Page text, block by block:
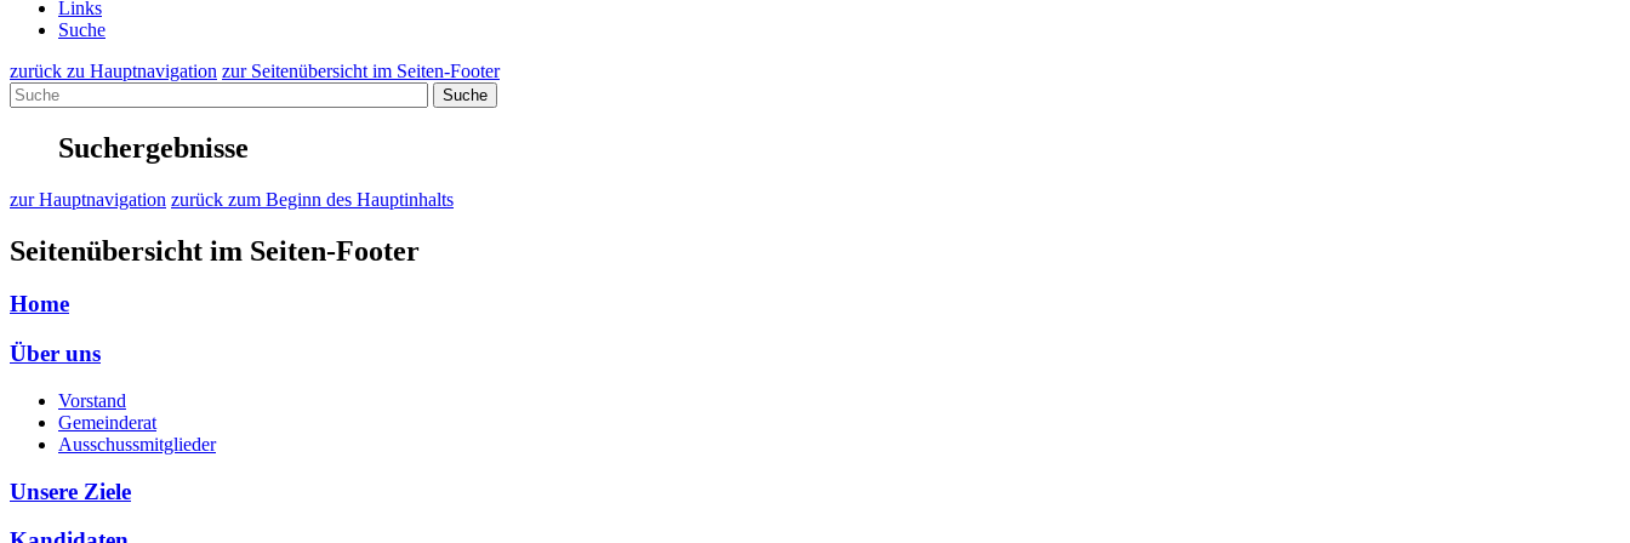
Links
Suche
zurück zu Hauptnavigation zur Seitenübersicht im Seiten-Footer
Suche
Suchergebnisse
zur Hauptnavigation zurück zum Beginn des Hauptinhalts
Seitenübersicht im Seiten-Footer
Home
Über uns
Vorstand
Gemeinderat
Ausschussmitglieder
Unsere Ziele